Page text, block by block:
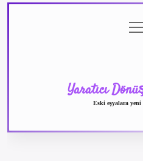
aç
Yaratıcı
Eski eşyalara yeni